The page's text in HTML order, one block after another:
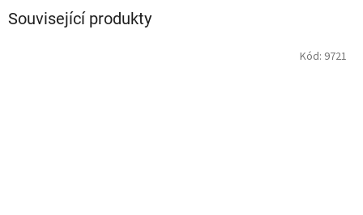
Související produkty
Kód: 9721